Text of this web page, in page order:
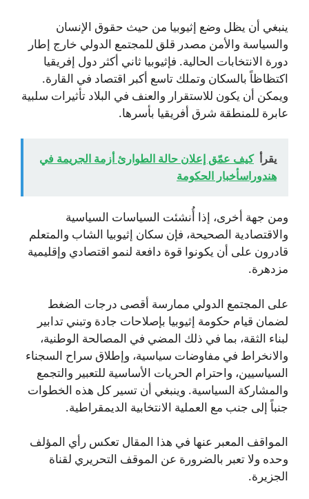
ينبغي أن يظل وضع إثيوبيا من حيث حقوق الإنسان
والسياسة والأمن مصدر قلق للمجتمع الدولي خارج إطار
دورة الانتخابات الحالية. فإثيوبيا ثاني أكثر دول إفريقيا
اكتظاظاً بالسكان وتملك تاسع أكبر اقتصاد في القارة.
ويمكن أن يكون للاستقرار والعنف في البلاد تأثيرات سلبية
عابرة للمنطقة شرق أفريقيا بأسرها.
يقرأ كيف عمّق إعلان حالة الطوارئ أزمة الجريمة في
هندوراسأخبار الحكومة
ومن جهة أخرى، إذا أُنشئت السياسات السياسية
والاقتصادية الصحيحة، فإن سكان إثيوبيا الشاب والمتعلم
قادرون على أن يكونوا قوة دافعة لنمو اقتصادي وإقليمية
مزدهرة.
على المجتمع الدولي ممارسة أقصى درجات الضغط
لضمان قيام حكومة إثيوبيا بإصلاحات جادة وتبني تدابير
لبناء الثقة، بما في ذلك المضي في المصالحة الوطنية،
والانخراط في مفاوضات سياسية، وإطلاق سراح السجناء
السياسيين، واحترام الحريات الأساسية للتعبير والتجمع
والمشاركة السياسية. وينبغي أن تسير كل هذه الخطوات
جنباً إلى جنب مع العملية الانتخابية الديمقراطية.
المواقف المعبر عنها في هذا المقال تعكس رأي المؤلف
وحده ولا تعبر بالضرورة عن الموقف التحريري لقناة
الجزيرة.